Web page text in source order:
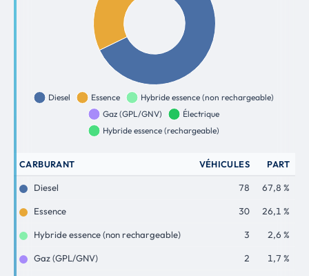
CARBURANT VÉHICULES PART
Diesel 78 67,8 %
Essence 30 26,1 %
Hybride essence (non rechargeable) 3 2,6 %
Gaz (GPL/GNV) 2 1,7 %